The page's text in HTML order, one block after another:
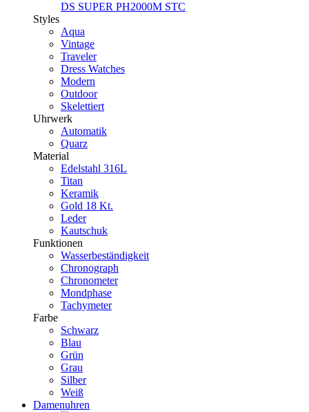
DS SUPER PH2000M STC
Styles
Aqua
Vintage
Traveler
Dress Watches
Modern
Outdoor
Skelettiert
Uhrwerk
Automatik
Quarz
Material
Edelstahl 316L
Titan
Keramik
Gold 18 Kt.
Leder
Kautschuk
Funktionen
Wasserbeständigkeit
Chronograph
Chronometer
Mondphase
Tachymeter
Farbe
Schwarz
Blau
Grün
Grau
Silber
Weiß
Damenuhren